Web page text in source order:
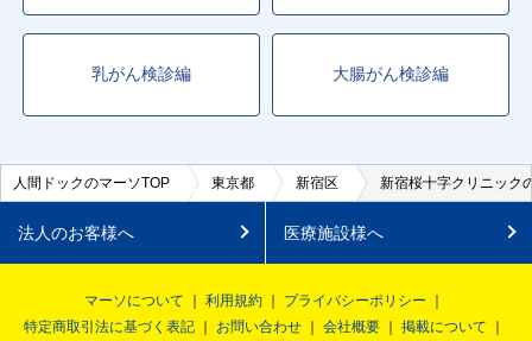
乳がん検診編 大腸がん検診編
人間ドックのマーソTOP 東京都 新宿区 新宿桜十字クリニック
法人のお客様へ 医療施設様へ
マーソについて 利用規約
プライバシーポリシー
特定商取引法に基づく表記
お問い合わせ 会社概要 掲載について